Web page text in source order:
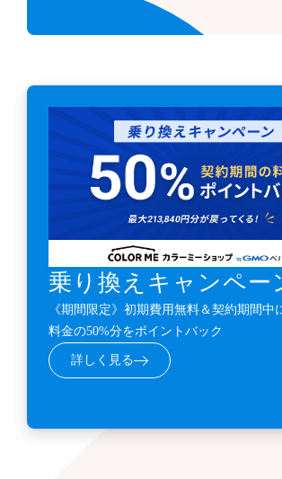
乗り換えキャンペー
《期間限定》初期費用無料＆契約期間中
料金の50%分をポイントバック
詳しく見る